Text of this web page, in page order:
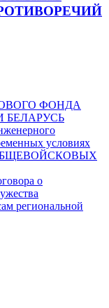
ФОНДА
БЕЛАРУСЬ
условиях
о
региональной